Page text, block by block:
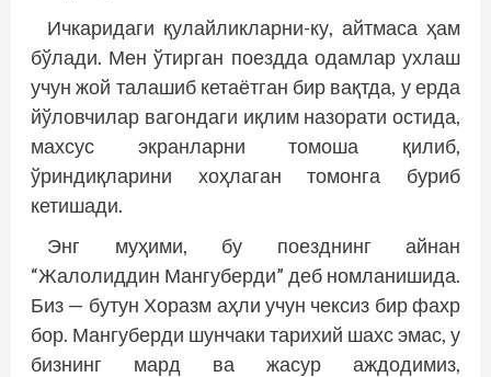
Ичкаридаги қулайликларни-ку, айтмаса ҳам
бўлади. Мен ўтирган поездда одамлар ухлаш
учун жой талашиб кетаётган бир вақтда, у ерда
йўловчилар вагондаги иқлим назорати остида,
махсус экранларни томоша қилиб,
ўриндиқларини хоҳлаган томонга буриб
кетишади.
Энг муҳими, бу поезднинг айнан
“Жалолиддин Мангуберди” деб номланишида.
Биз — бутун Хоразм аҳли учун чексиз бир фахр
бор. Мангуберди шунчаки тарихий шахс эмас, у
бизнинг мард ва жасур аждодимиз,